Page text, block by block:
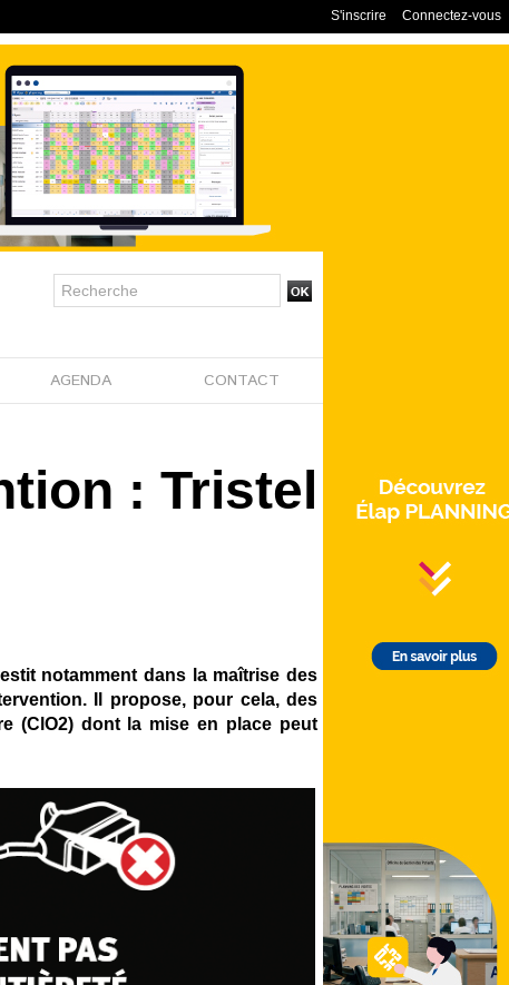
Connectez-vous
S'inscrire
AGENDA CONTACT
: Tristel
notamment dans la maîtrise des
Il propose, pour cela, des
(ClO2) dont la mise en place peut